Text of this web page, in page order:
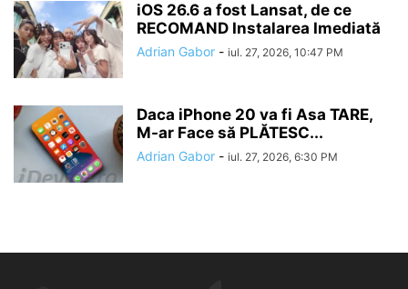
iOS 26.6 a fost Lansat, de ce
RECOMAND Instalarea Imediată
Adrian Gabor - iul. 27, 2026, 10:47 PM
Daca iPhone 20 va fi Asa TARE,
M-ar Face să PLĂTESC...
Adrian Gabor - iul. 27, 2026, 6:30 PM